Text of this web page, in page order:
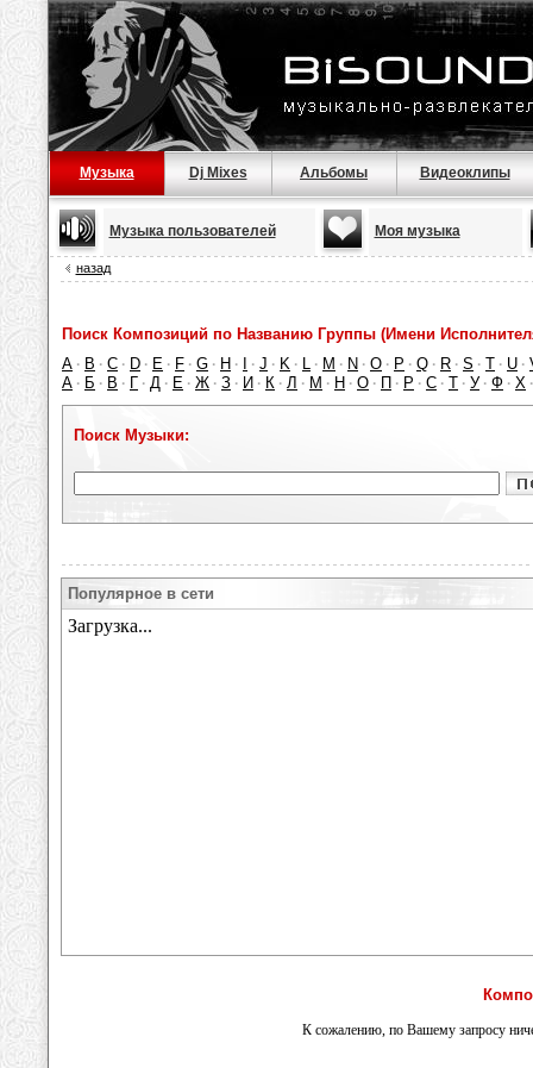
Музыка Dj Mixes Альбомы Видеоклипы
Музыка пользователей Моя музыка
назад
Поиск Композиций по Названию Группы (Имени
A · B · C · D · E · F · G · H · · J · K · L · M · N · O · P · Q · R · S · T · U ·
А · Б · В · Г · Д · Е · Ж · З · И · К · Л · М · Н · О · П · Р · С · Т · У · Ф · Х
Поиск Музыки:
Популярное в сети
К сожалению, по Вашему запросу